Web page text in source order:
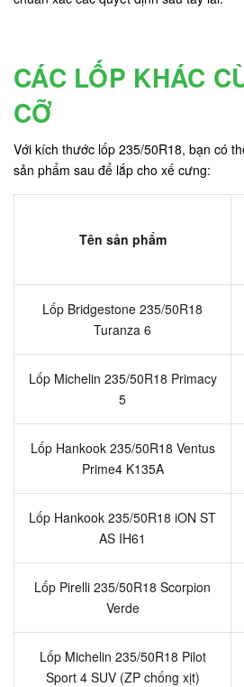
CÁC LỐP KHÁC
CỠ
Với kích thước lốp 235/50R18, bạn có
sản phẩm sau để lắp cho xế cưng:
Tên sản phẩm
Lốp Bridgestone 235/50R18
Turanza 6
Lốp Michelin 235/50R18 Primacy
5
Lốp Hankook 235/50R18 Ventus
Prime4 K135A
Lốp Hankook 235/50R18 iON ST
AS IH61
Lốp Pirelli 235/50R18 Scorpion
Verde
Lốp Michelin 235/50R18 Pilot
Sport 4 SUV (ZP chống xịt)